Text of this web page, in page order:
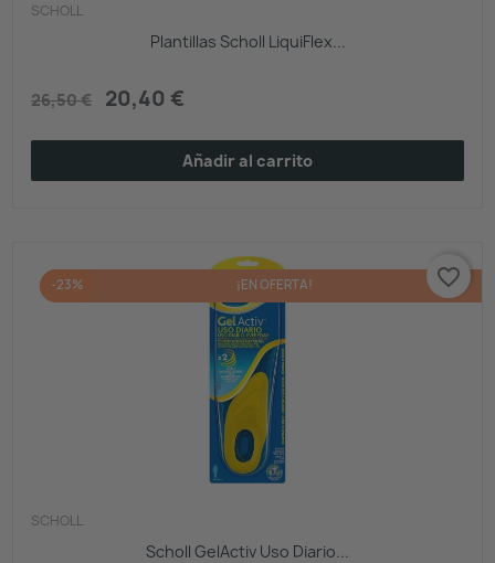
SCHOLL
Plantillas Scholl LiquiFlex...
26,50 € 20,40 €
Añadir al carrito
SCHOLL
Scholl GelActiv Uso Diario...
¡EN OFERTA!
-23% favorite_border